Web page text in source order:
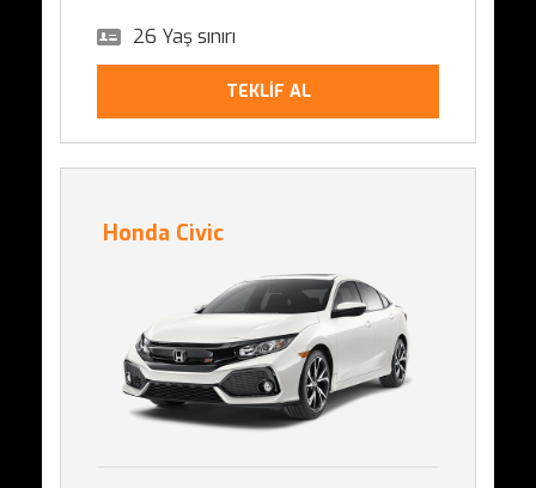
26 Yaş sınırı
TEKLİF AL
Honda Civic